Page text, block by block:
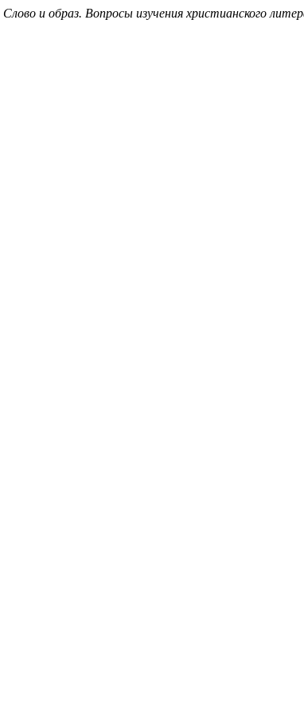
Слово и образ. Вопросы изучения христианского